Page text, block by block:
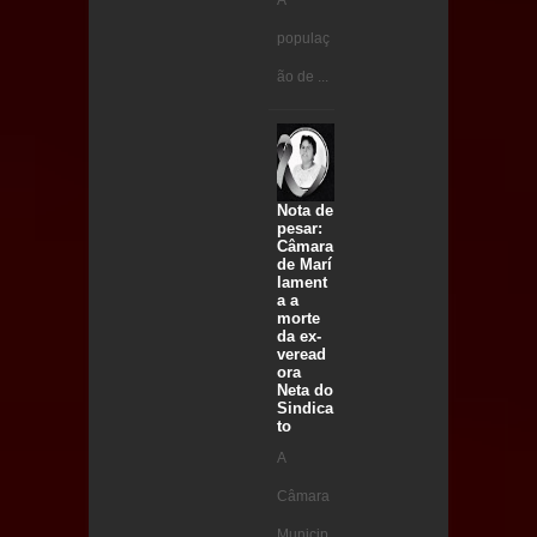
populaç
ão de ...
Nota de
pesar:
Câmara
de Marí
lament
a a
morte
da ex-
veread
ora
Neta do
Sindica
to
A
Câmara